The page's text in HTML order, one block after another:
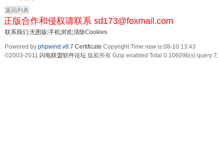
返回列表
正版合作和侵权请联系 sd173@foxmail.com
联系我们 无图版 手机浏览 清除Cookies
Powered by phpwind v8.7 Certificate Copyright Time now is:08-10 13:43
©2003-2011 闪电联盟软件论坛 版权所有 Gzip enabled Total 0.106096(s) query 7,